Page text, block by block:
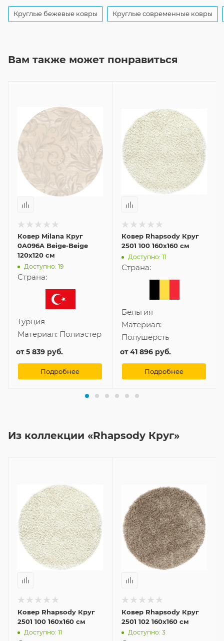
Круглые бежевые ковры Круглые современные ковры
Вам также может понравиться
Ковер Milana Круг
0A096A Beige-Beige
120x120 см
Доступно: 19
Страна:
Турция
Материал: Полиэстер
от5 839 руб.
Подробнее
Ковер Rhapsody Круг
2501 100 160x160 см
Доступно: 11
Страна:
Бельгия
Материал:
Полушерсть
от41 896 руб.
Подробнее
Из коллекции «Rhapsody Круг»
Ковер Rhapsody Круг
2501 100 160x160 см
Доступно: 11
Ковер Rhapsody Круг
2501 102 160x160 см
Доступно: 3